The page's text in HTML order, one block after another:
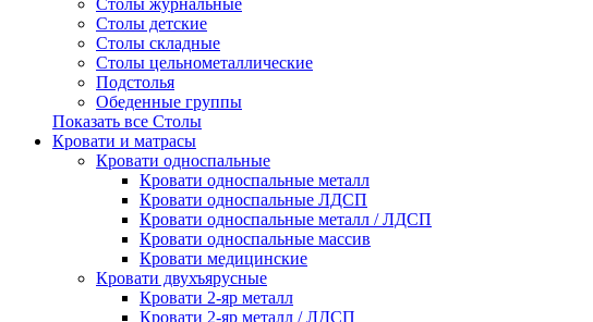
Столы журнальные
Столы детские
Столы складные
Столы цельнометаллические
Подстолья
Обеденные группы
Показать все Столы
Кровати и матрасы
Кровати односпальные
Кровати односпальные металл
Кровати односпальные ЛДСП
Кровати односпальные металл / ЛДСП
Кровати односпальные массив
Кровати медицинские
Кровати двухъярусные
Кровати 2-яр металл
Кровати 2-яр металл / ЛДСП